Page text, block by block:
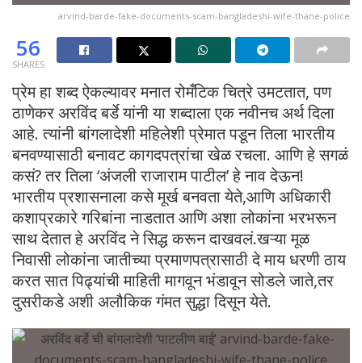
arvind-barde-fake-documents-scam-bangladeshi-wife-thane-police
56
SHARES
प्रेम हा शब्द ऐकल्यावर मनात रोमँटिक चित्रे उमटतात, पण
ठाणेकर अरविंद बर्डे यांनी या शब्दाला एक नवीनच अर्थ दिला
आहे. त्यांनी बांगलादेशी महिलेशी प्रेमात पडून तिला भारतीय
बनवण्यासाठी बनावट कागदपत्रांचा खेळ रचला. आणि हे सगळं
कसं? तर तिला ‘अंजली राजाराम पाटील’ हे नाव देऊन!
भारतीय प्रशासनाला कसे मूर्ख बनवता येते,आणि अधिकारी
कशाप्रकारे गरिबांना नाडतात आणि अशा लोकांना भरभरून
साथ देतात हे अरविंद ने सिद्ध करून दाखवलं.खऱ्या मूळ
निवासी लोकांना जातीच्या प्रमाणपत्रासाठी दे माय धरणी ठाय
करत सात पिढ्यांची माहिती मागवून भंडावून सोडले जाते,तर
दुसरीकडे अशी अलौकिक गंमत सुद्धा दिसून येते.